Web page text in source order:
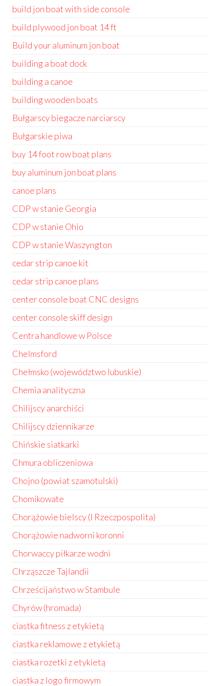
build jon boat with side console
build plywood jon boat 14 ft
Build your aluminum jon boat
building a boat dock
building a canoe
building wooden boats
Bułgarscy biegacze narciarscy
Bułgarskie piwa
buy 14 foot row boat plans
buy aluminum jon boat plans
canoe plans
CDP w stanie Georgia
CDP w stanie Ohio
CDP w stanie Waszyngton
cedar strip canoe kit
cedar strip canoe plans
center console boat CNC designs
center console skiff design
Centra handlowe w Polsce
Chelmsford
Chełmsko (województwo lubuskie)
Chemia analityczna
Chilijscy anarchiści
Chilijscy dziennikarze
Chińskie siatkarki
Chmura obliczeniowa
Chojno (powiat szamotulski)
Chomikowate
Chorążowie bielscy (I Rzeczpospolita)
Chorążowie nadworni koronni
Chorwaccy piłkarze wodni
Chrząszcze Tajlandii
Chrześcijaństwo w Stambule
Chyrów (hromada)
ciastka fitness z etykietą
ciastka reklamowe z etykietą
ciastka rozetki z etykietą
ciastka z logo firmowym